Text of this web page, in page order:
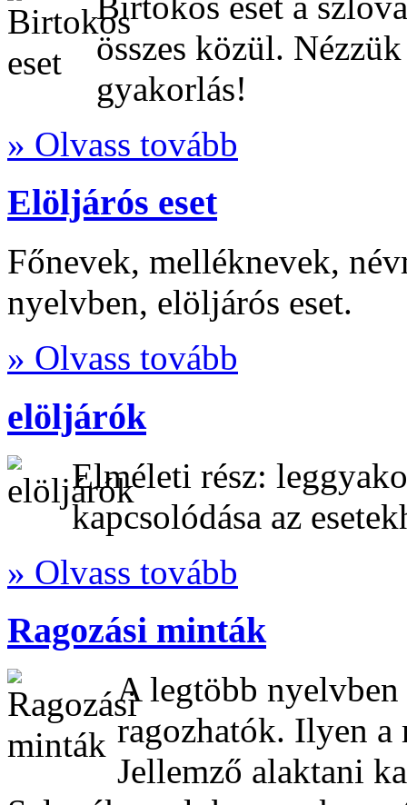
összes közül.
gyakorlás!
» Olvass tovább
Elöljárós eset
Főnevek, melléknevek,
nyelvben, elöljárós eset.
» Olvass tovább
elöljárók
Elméleti rész:
kapcsolódása az
» Olvass tovább
Ragozási minták
A legtöbb nyelvben
ragozhatók. Ilyen a
Jellemző alaktani